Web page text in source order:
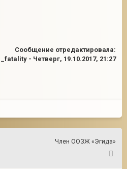
Сообщение отредактировала:
_fatality - Четверг, 19.10.2017, 21:27
Член ООЗЖ «Эгида»